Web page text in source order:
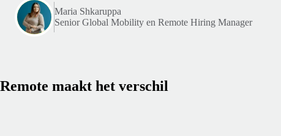
Maria Shkaruppa
Senior Global Mobility en Remote Hiring Manager
Remote maakt het verschil